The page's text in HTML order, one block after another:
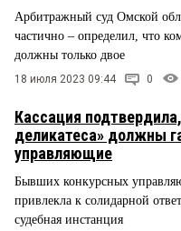
Арбитражный суд Омской
частично – определил, что
должны только двое
18 июля 2023 09:44 0
Кассация
деликатеса» должны
управляющие
Бывших конкурсных
привлекла к солидарной
судебная инстанция